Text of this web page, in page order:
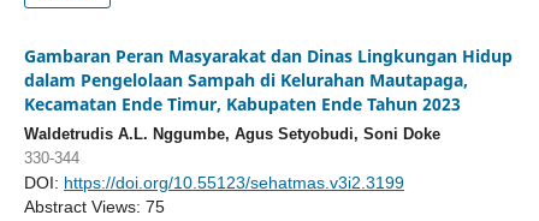
Gambaran Peran Masyarakat dan Dinas Lingkungan Hidup
dalam Pengelolaan Sampah di Kelurahan Mautapaga,
Kecamatan Ende Timur, Kabupaten Ende Tahun 2023
Waldetrudis A.L. Nggumbe, Agus Setyobudi, Soni Doke
330-344
DOI: https://doi.org/10.55123/sehatmas.v3i2.3199
Abstract Views: 75